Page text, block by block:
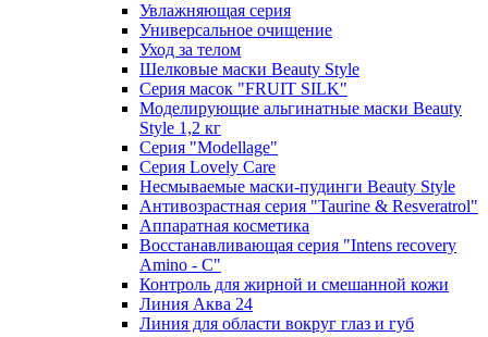
Увлажняющая серия
Универсальное очищение
Уход за телом
Шелковые маски Beauty Style
Серия масок "FRUIT SILK"
Моделирующие альгинатные маски Beauty
Style 1,2 кг
Серия "Modellage"
Cерия Lovely Care
Несмываемые маски-пудинги Beauty Style
Антивозрастная серия "Taurine & Resveratrol"
Аппаратная косметика
Восстанавливающая серия "Intens recovery
Amino - C"
Контроль для жирной и смешанной кожи
Линия Аква 24
Линия для области вокруг глаз и губ